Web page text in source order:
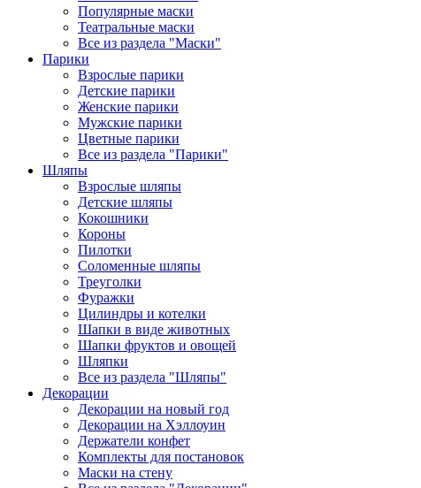
Популярные маски
Театральные маски
Все из раздела "Маски"
Парики
Взрослые парики
Детские парики
Женские парики
Мужские парики
Цветные парики
Все из раздела "Парики"
Шляпы
Взрослые шляпы
Детские шляпы
Кокошники
Короны
Пилотки
Соломенные шляпы
Треуголки
Фуражки
Цилиндры и котелки
Шапки в виде животных
Шапки фруктов и овощей
Шляпки
Все из раздела "Шляпы"
Декорации
Декорации на новый год
Декорации на Хэллоуин
Держатели конфет
Комплекты для постановок
Маски на стену